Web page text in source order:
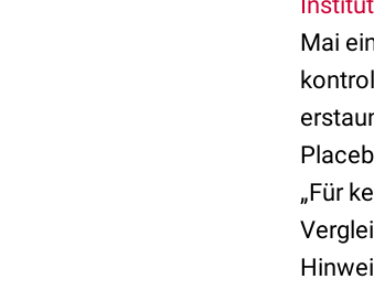
Mai
„Für